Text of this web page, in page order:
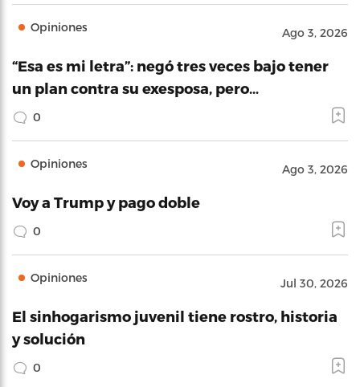
Opiniones Ago 3, 2026
“Esa es mi letra”: negó tres veces bajo tener
un plan contra su exesposa, pero…
0
Opiniones Ago 3, 2026
Voy a Trump y pago doble
0
Opiniones Jul 30, 2026
El sinhogarismo juvenil tiene rostro, historia
y solución
0